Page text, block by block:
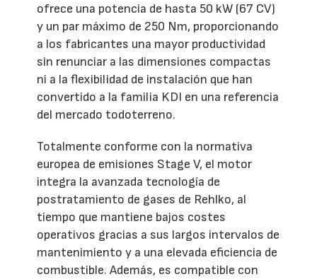
ofrece una potencia de hasta 50 kW (67 CV)
y un par máximo de 250 Nm, proporcionando
a los fabricantes una mayor productividad
sin renunciar a las dimensiones compactas
ni a la flexibilidad de instalación que han
convertido a la familia KDI en una referencia
del mercado todoterreno.
Totalmente conforme con la normativa
europea de emisiones Stage V, el motor
integra la avanzada tecnología de
postratamiento de gases de Rehlko, al
tiempo que mantiene bajos costes
operativos gracias a sus largos intervalos de
mantenimiento y a una elevada eficiencia de
combustible. Además, es compatible con